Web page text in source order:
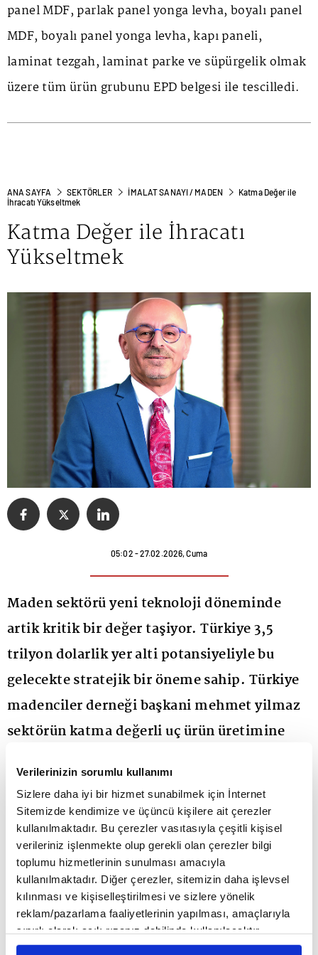
Verilerinizin sorumlu kullanımı
Sizlere daha iyi bir hizmet sunabilmek için İnternet
Sitemizde kendimize ve üçüncü kişilere ait çerezler
kullanılmaktadır. Bu çerezler vasıtasıyla çeşitli kişisel
verileriniz işlenmekte olup gerekli olan çerezler bilgi
toplumu hizmetlerinin sunulması amacıyla
kullanılmaktadır. Diğer çerezler, sitemizin daha işlevsel
kılınması ve kişiselleştirilmesi ve sizlere yönelik
reklam/pazarlama faaliyetlerinin yapılması, amaçlarıyla
sınırlı olarak açık rızanız dahilinde kullanılacaktır.
Çerezlere ilişkin tercihlerinizi çerez paneli vasıtasıyla
panel MDF, parlak panel yonga levha, boyalı panel
MDF, boyalı panel yonga levha, kapı paneli,
laminat tezgah, laminat parke ve süpürgelik olmak
üzere tüm ürün grubunu EPD belgesi ile tescilledi.
ANA SAYFA SEKTÖRLER İMALAT SANAYI / MADEN
Katma Değer ile
İhracatı Yükseltmek
Katma Değer ile İhracatı
Yükseltmek
05:02 - 27.02.2026, Cuma
Maden sektörü yeni teknoloji döneminde
artik kritik bir değer taşiyor. Türkiye 3,5
trilyon dolarlik yer alti potansiyeliyle bu
gelecekte stratejik bir öneme sahip. Türkiye
madenciler derneği başkani mehmet yilmaz
sektörün katma değerli uç ürün üretimine
Türkiye'de madenciliğin kilit başlıkları izin
süreçlerinin hızı, sermayenin risk algısı ve tedarik
zincirinin yeni standartları. Türkiye Madenciler
Derneği Başkanı Mehmet Yılmaz'a göre sektör, 3,5
trilyon dolarlık yer altı potansiyelini ekonomiye
kazandırmak için üç yapısal eşiği aynı anda aşmak
zorunda. İzinleri öngörülebilir kılacak Tek Durak